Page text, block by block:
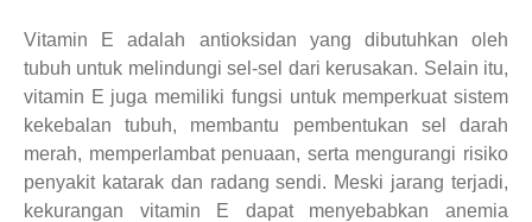
Vitamin E adalah antioksidan yang dibutuhkan oleh
tubuh untuk melindungi sel-sel dari kerusakan. Selain itu,
vitamin E juga memiliki fungsi untuk memperkuat sistem
kekebalan tubuh, membantu pembentukan sel darah
merah, memperlambat penuaan, serta mengurangi risiko
penyakit katarak dan radang sendi. Meski jarang terjadi,
kekurangan vitamin E dapat menyebabkan anemia